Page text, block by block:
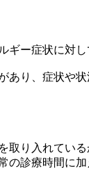
ー症状に対し
り、症状や
取り入れている
診療時間に